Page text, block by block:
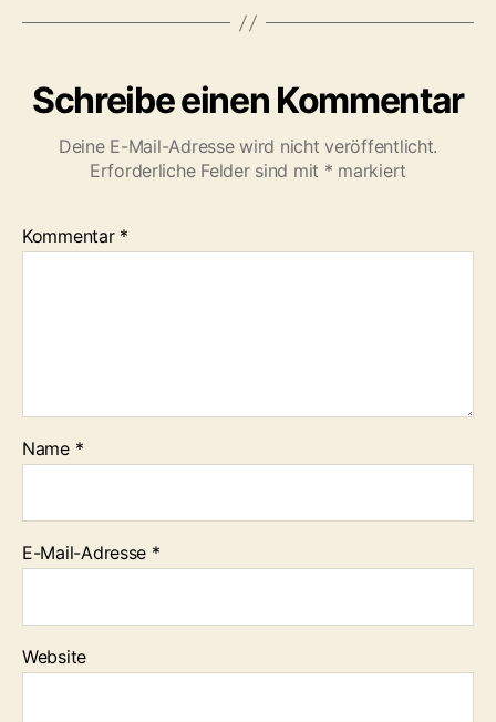
Schreibe einen Kommentar
Deine E-Mail-Adresse wird nicht veröffentlicht.
Erforderliche Felder sind mit * markiert
Kommentar *
Name *
E-Mail-Adresse *
Website